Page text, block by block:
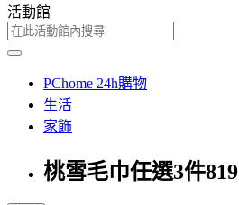
活動館
PChome 24h購物
生活
家飾
桃雪毛巾任選3件819